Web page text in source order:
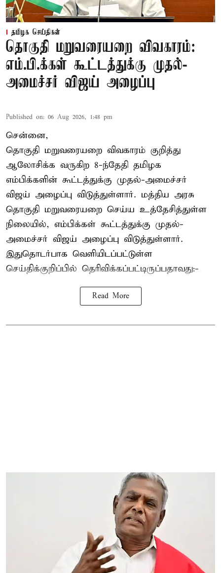
தமிழக செய்திகள்
தொகுதி மறுவரையறை விவகாரம்:
எம்.பி.க்கள் கூட்டத்துக்கு முதல்-
அமைச்சர் விஜய் அழைப்பு
Published on: 06 Aug 2026, 1:48 pm
சென்னை,
தொகுதி மறுவரையறை விவகாரம் குறித்து
ஆலோசிக்க வருகிற 8-ந்தேதி தமிழக
எம்பிக்களின் கூட்டத்துக்கு முதல்-அமைச்சர்
விஜய் அழைப்பு விடுத்துள்ளார். மத்திய அரசு
தொகுதி மறுவரையறை செய்ய உத்தேசித்துள்ள
நிலையில், எம்பிக்கள் கூட்டத்துக்கு முதல்-
அமைச்சர் விஜய் அழைப்பு விடுத்துள்ளார்.
இதுதொடர்பாக வெளியிடப்பட்டுள்ள
செய்திக்குறிப்பில் தெரிவிக்கப்பட்டிருப்பதாவது:-
Read More